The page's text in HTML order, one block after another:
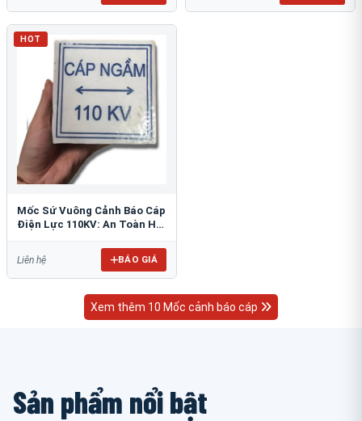
HOT
Mốc Sứ Vuông Cảnh Báo Cáp
Điện Lực 110KV: An Toàn Hệ
Liên hệ BÁO GIÁ
Xem thêm 10 Mốc cảnh báo cáp
Sản phẩm nổi bật